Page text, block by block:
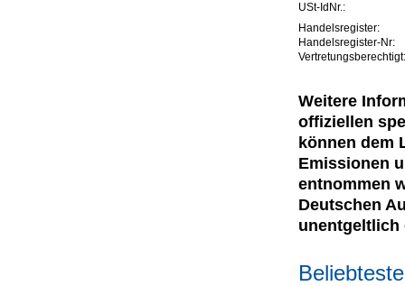
USt-IdNr.:
Handelsregister:
Handelsregister-Nr:
Vertretungsberechtigt:
Weitere
offiziellen
können dem
Emissionen
entnommen
Deutschen